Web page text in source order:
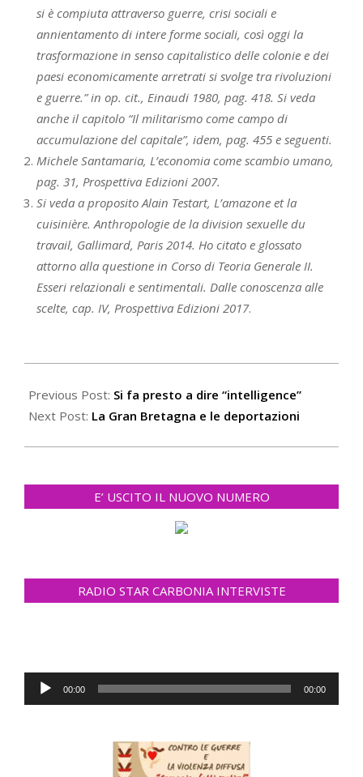
si è compiuta attraverso guerre, crisi sociali e
annientamento di intere forme sociali, così oggi la
trasformazione in senso capitalistico delle colonie e dei
paesi economicamente arretrati si svolge tra rivoluzioni
e guerre.” in op. cit., Einaudi 1980, pag. 418. Si veda
anche il capitolo “Il militarismo come campo di
accumulazione del capitale”, idem, pag. 455 e seguenti.
Michele Santamaria, L’economia come scambio umano,
pag. 31, Prospettiva Edizioni 2007.
Si veda a proposito Alain Testart, L’amazone et la
cuisinière. Anthropologie de la division sexuelle du
travail, Gallimard, Paris 2014. Ho citato e glossato
attorno alla questione in Corso di Teoria Generale II.
Esseri relazionali e sentimentali. Dalle conoscenza alle
scelte, cap. IV, Prospettiva Edizioni 2017.
06-
12
Previous Post: Si fa presto a dire “intelligence”
Next Post: La Gran Bretagna e le deportazioni
E’ USCITO IL NUOVO NUMERO
RADIO STAR CARBONIA INTERVISTE
Audio
Player
00:00 00:00